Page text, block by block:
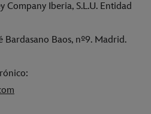
Company Iberia, S.L.U. Entidad
Bardasano Baos, nº9. Madrid.